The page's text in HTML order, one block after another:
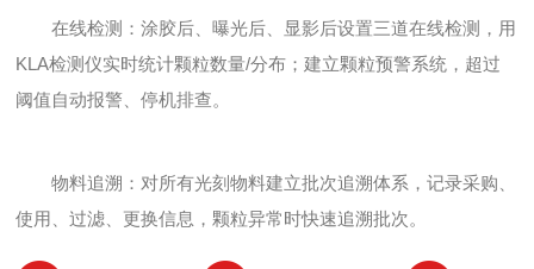
在线检测：涂胶后、曝光后、显影后设置三道在线检测，用
KLA检测仪实时统计颗粒数量/分布；建立颗粒预警系统，超过
阈值自动报警、停机排查。
物料追溯：对所有光刻物料建立批次追溯体系，记录采购、
使用、过滤、更换信息，颗粒异常时快速追溯批次。